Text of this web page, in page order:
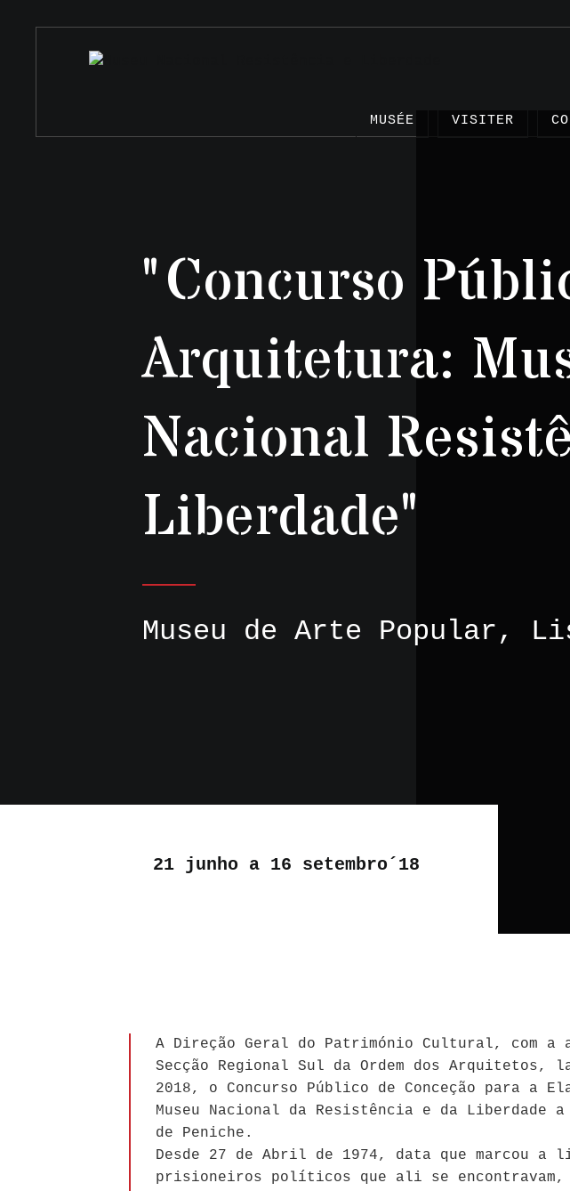
MUSÉE VISITER
"Concurso
Arquitetura:
Nacional
Liberdade"
Museu de Arte Popular,
21 junho a 16 setembro´18
A Direção Geral do Património Cultural, com a
Secção Regional Sul da Ordem dos Arquitetos,
2018, o Concurso Público de Conceção para a
Museu Nacional da Resistência e da Liberdade
de Peniche.
Desde 27 de Abril de 1974, data que marcou a
prisioneiros políticos que ali se encontravam,